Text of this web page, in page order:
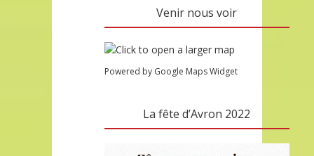
Venir nous voir
Powered by Google Maps Widget
La fête d’Avron 2022